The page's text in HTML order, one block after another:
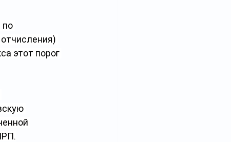
по
этот порог